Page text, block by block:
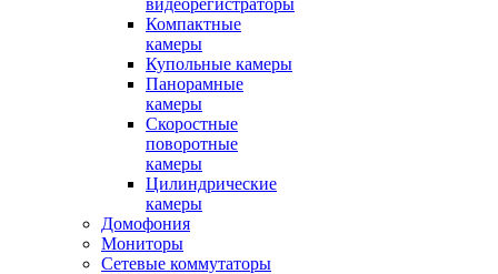
видеорегистраторы
Компактные
камеры
Купольные камеры
Панорамные
камеры
Скоростные
поворотные
камеры
Цилиндрические
камеры
Домофония
Мониторы
Сетевые коммутаторы